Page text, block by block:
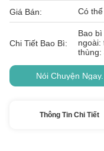
Giá Bán: Có
Chi Tiết Bao Bì:
Bao
ngoài:
thùng:
Nói Chuyện Ngay.
Thông Tin Chi Tiết